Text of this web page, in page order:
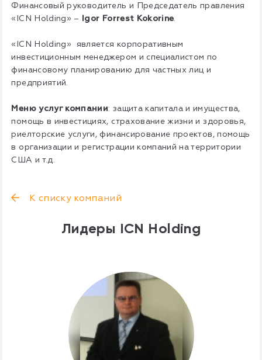
Финансовый руководитель и Председатель правления
«ICN Holding» – Igor Forrest Kokorine.
«ICN Holding» является корпоративным
инвестиционным менеджером и специалистом по
финансовому планированию для частных лиц и
предприятий.
Меню услуг компании: защита капитала и имущества,
помощь в инвестициях, страхование жизни и здоровья,
риелторские услуги, финансирование проектов, помощь
в организации и регистрации компаний на территории
США и т.д.
К списку компаний
Лидеры ICN Holding